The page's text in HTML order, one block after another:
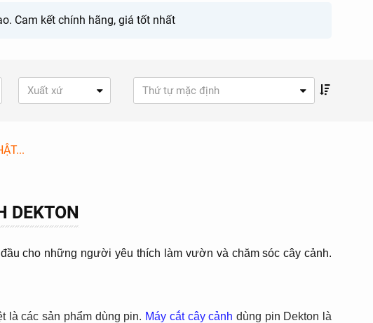
Cam kết chính hãng, giá tốt nhất
Xuất xứ Thứ tự mặc định
DEKTON
cho những người yêu thích làm vườn và chăm sóc cây cảnh.
là các sản phẩm dùng pin. Máy cắt cây cảnh dùng pin Dekton là